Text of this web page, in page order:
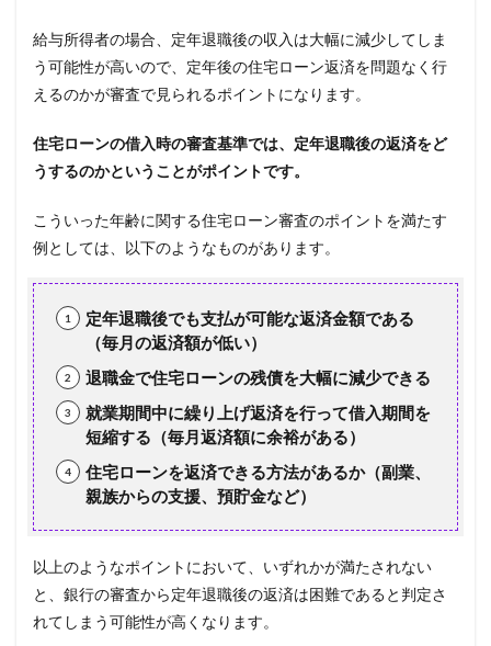
給与所得者の場合、定年退職後の収入は大幅に減少してしま
う可能性が高いので、定年後の住宅ローン返済を問題なく行
えるのかが審査で見られるポイントになります。
住宅ローンの借入時の審査基準では、定年退職後の返済をど
うするのかということがポイントです。
こういった年齢に関する住宅ローン審査のポイントを満たす
例としては、以下のようなものがあります。
定年退職後でも支払が可能な返済金額である
（毎月の返済額が低い）
退職金で住宅ローンの残債を大幅に減少できる
就業期間中に繰り上げ返済を行って借入期間を
短縮する（毎月返済額に余裕がある）
住宅ローンを返済できる方法があるか（副業、
親族からの支援、預貯金など）
以上のようなポイントにおいて、いずれかが満たされない
と、銀行の審査から定年退職後の返済は困難であると判定さ
れてしまう可能性が高くなります。